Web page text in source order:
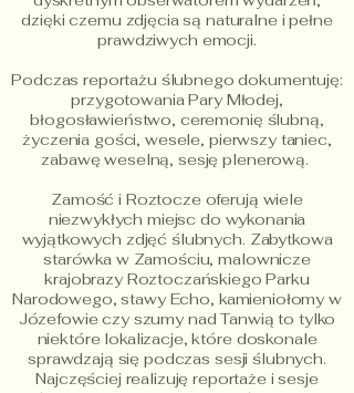
dzięki czemu zdjęcia są naturalne i pełne
prawdziwych emocji.
Podczas reportażu ślubnego dokumentuję:
przygotowania Pary Młodej,
błogosławieństwo, ceremonię ślubną,
życzenia gości, wesele, pierwszy taniec,
zabawę weselną, sesję plenerową.
Zamość i Roztocze oferują wiele
niezwykłych miejsc do wykonania
wyjątkowych zdjęć ślubnych. Zabytkowa
starówka w Zamościu, malownicze
krajobrazy Roztoczańskiego Parku
Narodowego, stawy Echo, kamieniołomy w
Józefowie czy szumy nad Tanwią to tylko
niektóre lokalizacje, które doskonale
sprawdzają się podczas sesji ślubnych.
Najczęściej realizuję reportaże i sesje